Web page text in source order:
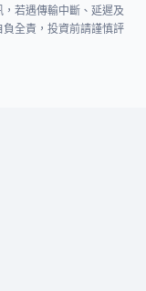
若遇傳輸中斷、延遲及
全責，投資前請謹慎評